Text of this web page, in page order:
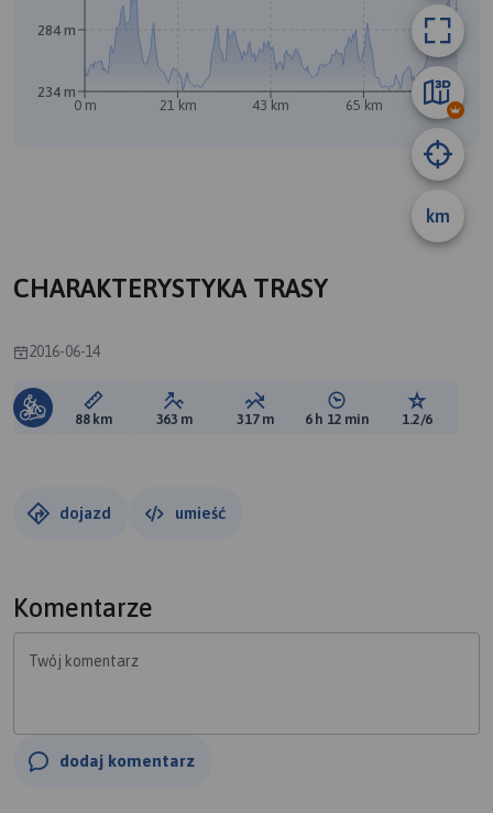
km
0 m 21 km 43 km 65 km 87 km
234 m
284 m
CHARAKTERYSTYKA TRASY
2016-06-14
Długość trasy:
88 km Suma przewyższeń:
363 m Suma spadków:
317 m Średni czas potrzebny
6 h 12 min Ocena
1.2/6
dojazd umieść
Komentarze
Twój komentarz
dodaj komentarz